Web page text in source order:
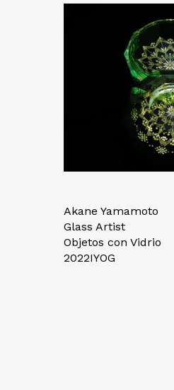
Akane Yamamoto
Glass Artist
Objetos con Vidrio
2022IYOG